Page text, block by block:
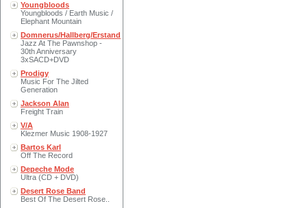
Youngbloods
Youngbloods / Earth Music /
Elephant Mountain
Domnerus/Hallberg/Erstand
Jazz At The Pawnshop -
30th Anniversary
3xSACD+DVD
Prodigy
Music For The Jilted
Generation
Jackson Alan
Freight Train
V/A
Klezmer Music 1908-1927
Bartos Karl
Off The Record
Depeche Mode
Ultra (CD + DVD)
Desert Rose Band
Best Of The Desert Rose..